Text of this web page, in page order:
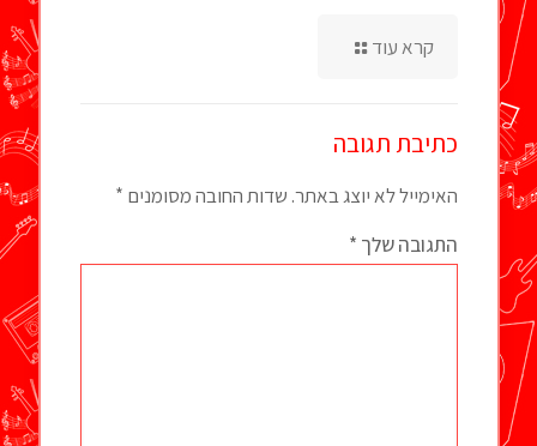
קרא עוד
כתיבת תגובה
האימייל לא יוצג באתר. שדות החובה מסומנים *
התגובה שלך *